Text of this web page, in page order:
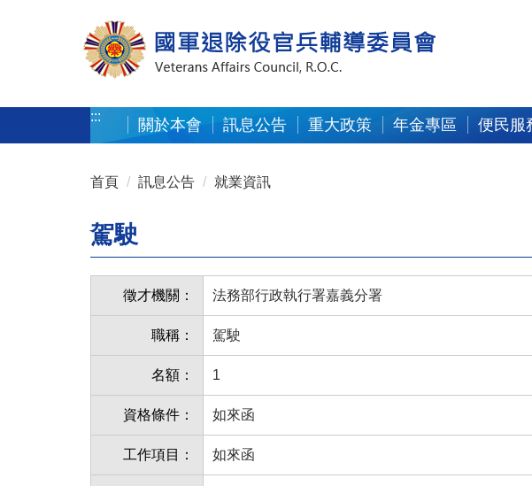
:::
關於本會 訊息公告 重大政策 年金專區 便民服
首頁 訊息公告 就業資訊
駕駛
徵才機關： 法務部行政執行署嘉義分署
職稱： 駕駛
名額： 1
資格條件： 如來函
工作項目： 如來函